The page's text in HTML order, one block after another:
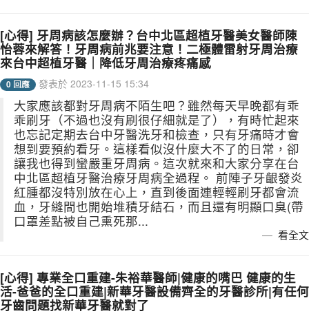
[心得] 牙周病該怎麼辦？台中北區超植牙醫美女醫師陳
怡蓉來解答！牙周病前兆要注意！二極體雷射牙周治療
來台中超植牙醫｜降低牙周治療疼痛感
0 回應 發表於 2023-11-15 15:34
大家應該都對牙周病不陌生吧？雖然每天早晚都有乖
乖刷牙（不過也沒有刷很仔細就是了），有時忙起來
也忘記定期去台中牙醫洗牙和檢查，只有牙痛時才會
想到要預約看牙。這樣看似沒什麼大不了的日常，卻
讓我也得到蠻嚴重牙周病。這次就來和大家分享在台
中北區超植牙醫治療牙周病全過程。 前陣子牙齦發炎
紅腫都沒特別放在心上，直到後面連輕輕刷牙都會流
血，牙縫間也開始堆積牙結石，而且還有明顯口臭(帶
口罩差點被自己熏死那...
看全文
[心得] 專業全口重建-朱裕華醫師|健康的嘴巴 健康的生
活-爸爸的全口重建|新華牙醫設備齊全的牙醫診所|有任何
牙齒問題找新華牙醫就對了